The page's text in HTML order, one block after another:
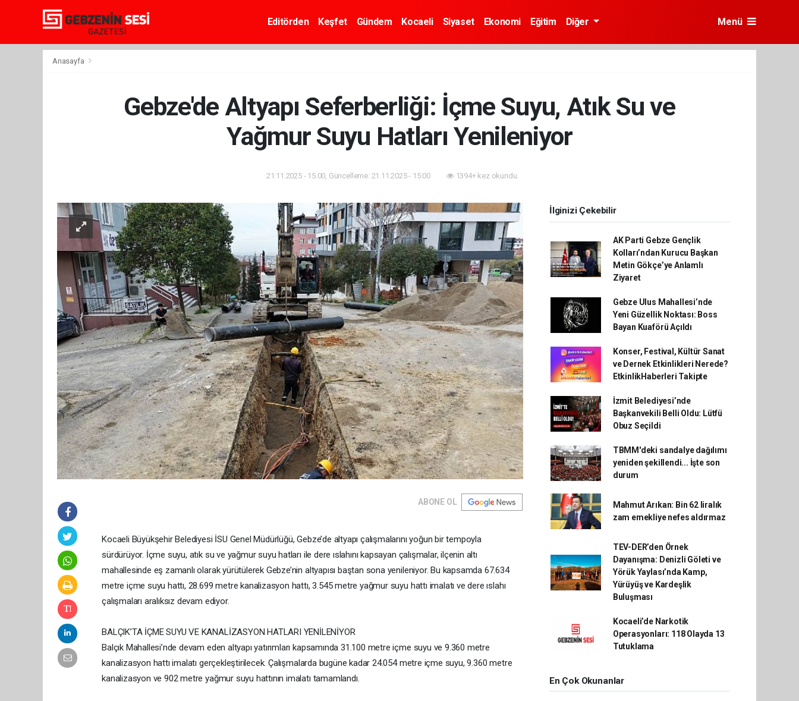
Editörden Keşfet Gündem Kocaeli Siyaset Ekonomi Eğitim Diğer Menü
Anasayfa
Gebze'de Altyapı Seferberliği: İçme Suyu, Atık Su ve
Yağmur Suyu Hatları Yenileniyor
21.11.2025 - 15:00, Güncelleme: 21.11.2025 - 15:00 1394+ kez okundu.
ABONE OL
Kocaeli Büyükşehir Belediyesi İSU Genel Müdürlüğü, Gebze’de altyapı çalışmalarını yoğun bir tempoyla
sürdürüyor. İçme suyu, atık su ve yağmur suyu hatları ile dere ıslahını kapsayan çalışmalar, ilçenin altı
mahallesinde eş zamanlı olarak yürütülerek Gebze’nin altyapısı baştan sona yenileniyor. Bu kapsamda 67.634
metre içme suyu hattı, 28.699 metre kanalizasyon hattı, 3.545 metre yağmur suyu hattı imalatı ve dere ıslahı
çalışmaları aralıksız devam ediyor.
BALÇIK’TA İÇME SUYU VE KANALİZASYON HATLARI YENİLENİYOR
Balçık Mahallesi’nde devam eden altyapı yatırımları kapsamında 31.100 metre içme suyu ve 9.360 metre
kanalizasyon hattı imalatı gerçekleştirilecek. Çalışmalarda bugüne kadar 24.054 metre içme suyu, 9.360 metre
kanalizasyon ve 902 metre yağmur suyu hattının imalatı tamamlandı.
İlginizi Çekebilir
AK Parti Gebze Gençlik
Kolları’ndan Kurucu Başkan
Metin Gökçe’ye Anlamlı
Ziyaret
Gebze Ulus Mahallesi’nde
Yeni Güzellik Noktası: Boss
Bayan Kuaförü Açıldı
Konser, Festival, Kültür Sanat
ve Dernek Etkinlikleri Nerede?
EtkinlikHaberleri Takipte
İzmit Belediyesi’nde
Başkanvekili Belli Oldu: Lütfü
Obuz Seçildi
TBMM'deki sandalye dağılımı
yeniden şekillendi... İşte son
durum
Mahmut Arıkan: Bin 62 liralık
zam emekliye nefes aldırmaz
TEV-DER’den Örnek
Dayanışma: Denizli Göleti ve
Yörük Yaylası’nda Kamp,
Yürüyüş ve Kardeşlik
Buluşması
Kocaeli’de Narkotik
Operasyonları: 118 Olayda 13
Tutuklama
En Çok Okunanlar